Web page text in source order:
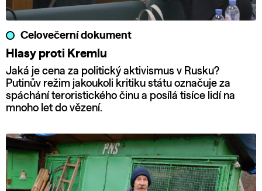
Celovečerní dokument
Hlasy proti Kremlu
Jaká je cena za politický aktivismus v Rusku?
Putinův režim jakoukoli kritiku státu označuje za
spáchání teroristického činu a posílá tisíce lidí na
mnoho let do vězení.